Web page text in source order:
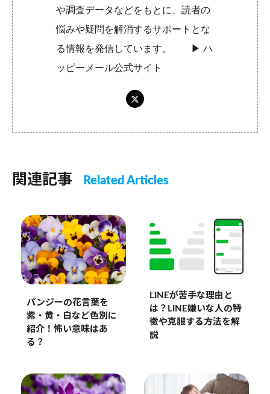
や調査データなどをもとに、読者の
悩みや疑問を解消するサポートとな
る情報を発信しています。 ▶︎ハ
ッピーメール公式サイト
関連記事 Related Articles
パンジーの花言葉を
紫・黄・白など色別に
紹介！怖い意味はあ
る？
LINEが苦手な理由と
は？LINE嫌いな人の特
徴や克服する方法を解
説